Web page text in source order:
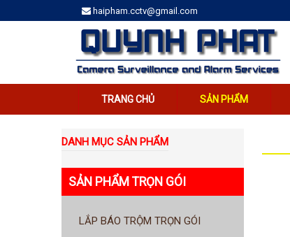
haipham.cctv@gmail.com
TRANG CHỦ SẢN PHẨM
DANH MỤC SẢN PHẨM
SẢN PHẨM TRỌN GÓI
LẮP BÁO TRỘM TRỌN GÓI